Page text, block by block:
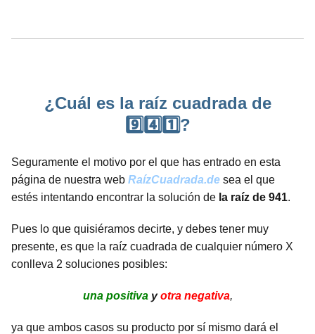
¿Cuál es la raíz cuadrada de
9️⃣4️⃣1️⃣?
Seguramente el motivo por el que has entrado en esta
página de nuestra web RaízCuadrada.de sea el que
estés intentando encontrar la solución de la raíz de 941.
Pues lo que quisiéramos decirte, y debes tener muy
presente, es que la raíz cuadrada de cualquier número X
conlleva 2 soluciones posibles:
una positivayotra negativa,
ya que ambos casos su producto por sí mismo dará el